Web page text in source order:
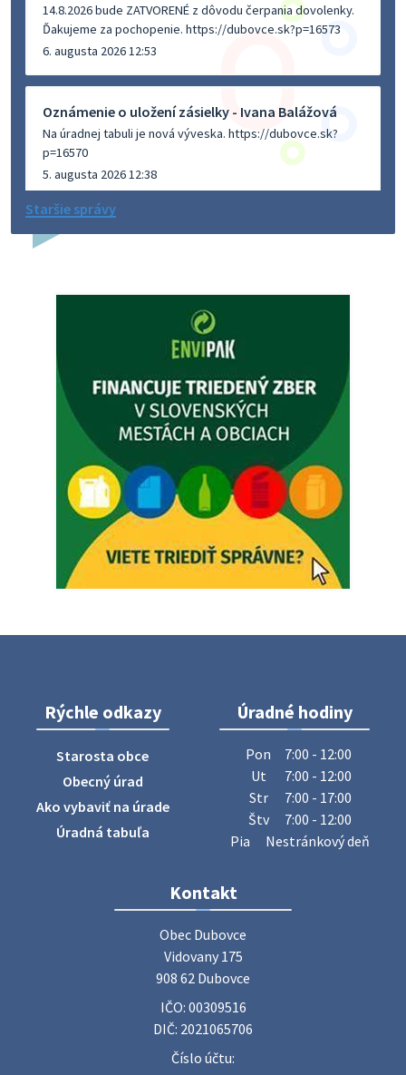
14.8.2026 bude ZATVORENÉ z dôvodu čerpania dovolenky.
Ďakujeme za pochopenie. https://dubovce.sk?p=16573
6. augusta 2026 12:53
Oznámenie o uložení zásielky - Ivana Balážová
Na úradnej tabuli je nová výveska. https://dubovce.sk?
p=16570
5. augusta 2026 12:38
Dovolenka - MUDr. Marián Sivoň
budeZATVORENÁ z dôvodu čerpania dovolenky. Akútne
prípady bude riešiť MUDr.Fisch…
Zajtrajší zvoz odpadu
Vážený občan, zajtra 5. 8. sa bude zvážať komunálny odpad.
4. augusta 2026 15:30
Dnešný zvoz odpadu
Vážený občan, dnes 5. 8. sa zváža komunálny odpad.
5. augusta 2026 05:00
ZBER ŽELEZA
Obecný úrad oznamuje občanom, že v stredu 29. júla 2026
sa v našej obci uskutoční zber železa. Pracovníci Obecného
úradu budú od 8.00 hod. prechádzať obcou a zbierať
železný odpad …
27. júla 2026 06:31
Zájazd do Veľkého Medera
Základná organizácia Únie žien Slovenska Dubovce
srdečne pozýva svoje členky, ich rodinných príslušníkov aj
priateľov na jednodňový zájazd na termálne kúpalisko
Poradne komplexnej pomoci
Staršie správy
Rýchle odkazy
Starosta obce
Obecný úrad
Ako vybaviť na úrade
Úradná tabuľa
Úradné hodiny
Pon
7:00 - 12:00
Ut
7:00 - 12:00
Str
7:00 - 17:00
Štv
7:00 - 12:00
Pia
Nestránkový deň
Kontakt
Obec Dubovce
Vidovany 175
908 62 Dubovce
IČO: 00309516
DIČ: 2021065706
Číslo účtu: